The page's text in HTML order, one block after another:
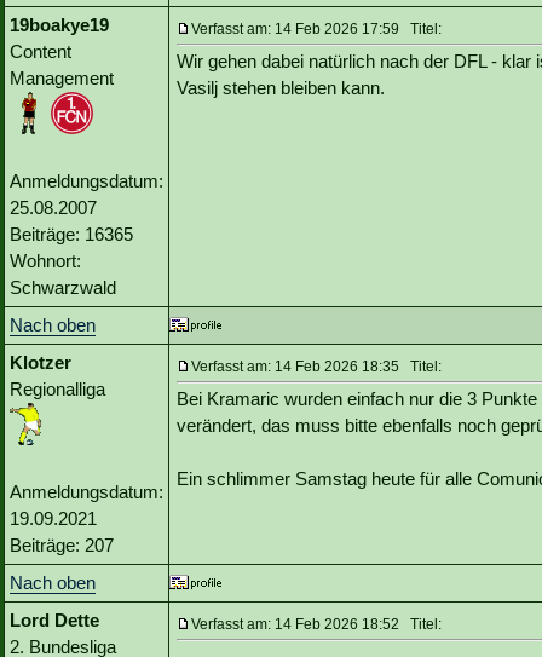
19boakye19
Content
Management
Anmeldungsdatum:
25.08.2007
Beiträge: 16365
Wohnort:
Schwarzwald
Verfasst am: 14 Feb 2026 17:59 Titel:
Wir gehen dabei natürlich nach der DFL -
Vasilj stehen bleiben kann.
Nach oben
Klotzer
Regionalliga
Anmeldungsdatum:
19.09.2021
Beiträge: 207
Verfasst am: 14 Feb 2026 18:35 Titel:
Bei Kramaric wurden einfach nur die 3
verändert, das muss bitte ebenfalls noch
Ein schlimmer Samstag heute für alle
Nach oben
Lord Dette
2. Bundesliga
Verfasst am: 14 Feb 2026 18:52 Titel: